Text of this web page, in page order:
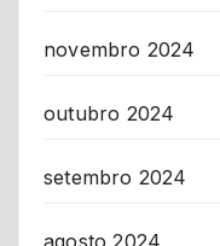
novembro 2024
outubro 2024
setembro 2024